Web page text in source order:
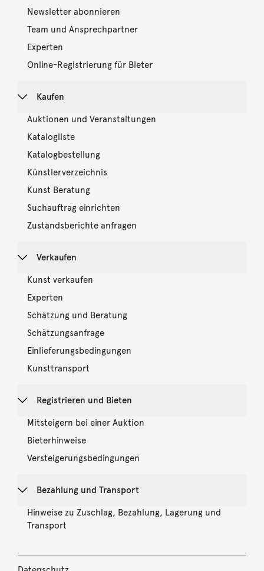
Newsletter abonnieren
Team und Ansprechpartner
Experten
Online-Registrierung für Bieter
Kaufen
Auktionen und Veranstaltungen
Katalogliste
Katalogbestellung
Künstlerverzeichnis
Kunst Beratung
Suchauftrag einrichten
Zustandsberichte anfragen
Verkaufen
Kunst verkaufen
Experten
Schätzung und Beratung
Schätzungsanfrage
Einlieferungsbedingungen
Kunsttransport
Registrieren und Bieten
Mitsteigern bei einer Auktion
Bieterhinweise
Versteigerungsbedingungen
Bezahlung und Transport
Hinweise zu Zuschlag, Bezahlung, Lagerung und
Transport